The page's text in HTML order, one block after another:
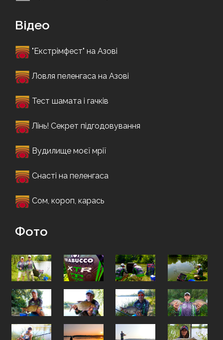
Відео
"Екстрімфест" на Азові
Ловля пеленгаса на Азові
Тест шамата і гачків
Лінь! Секрет підгодовування
Вудилище моєї мрії
Снасті на пеленгаса
Сом, короп, карась
Фото